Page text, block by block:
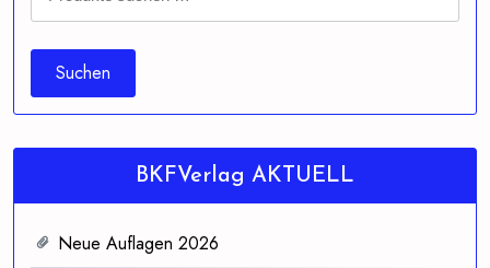
nach:
Suchen
BKFVerlag AKTUELL
Neue Auflagen 2026